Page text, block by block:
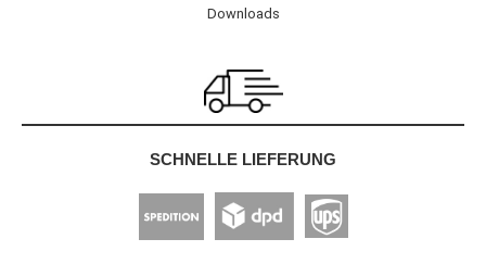
Downloads
SCHNELLE LIEFERUNG